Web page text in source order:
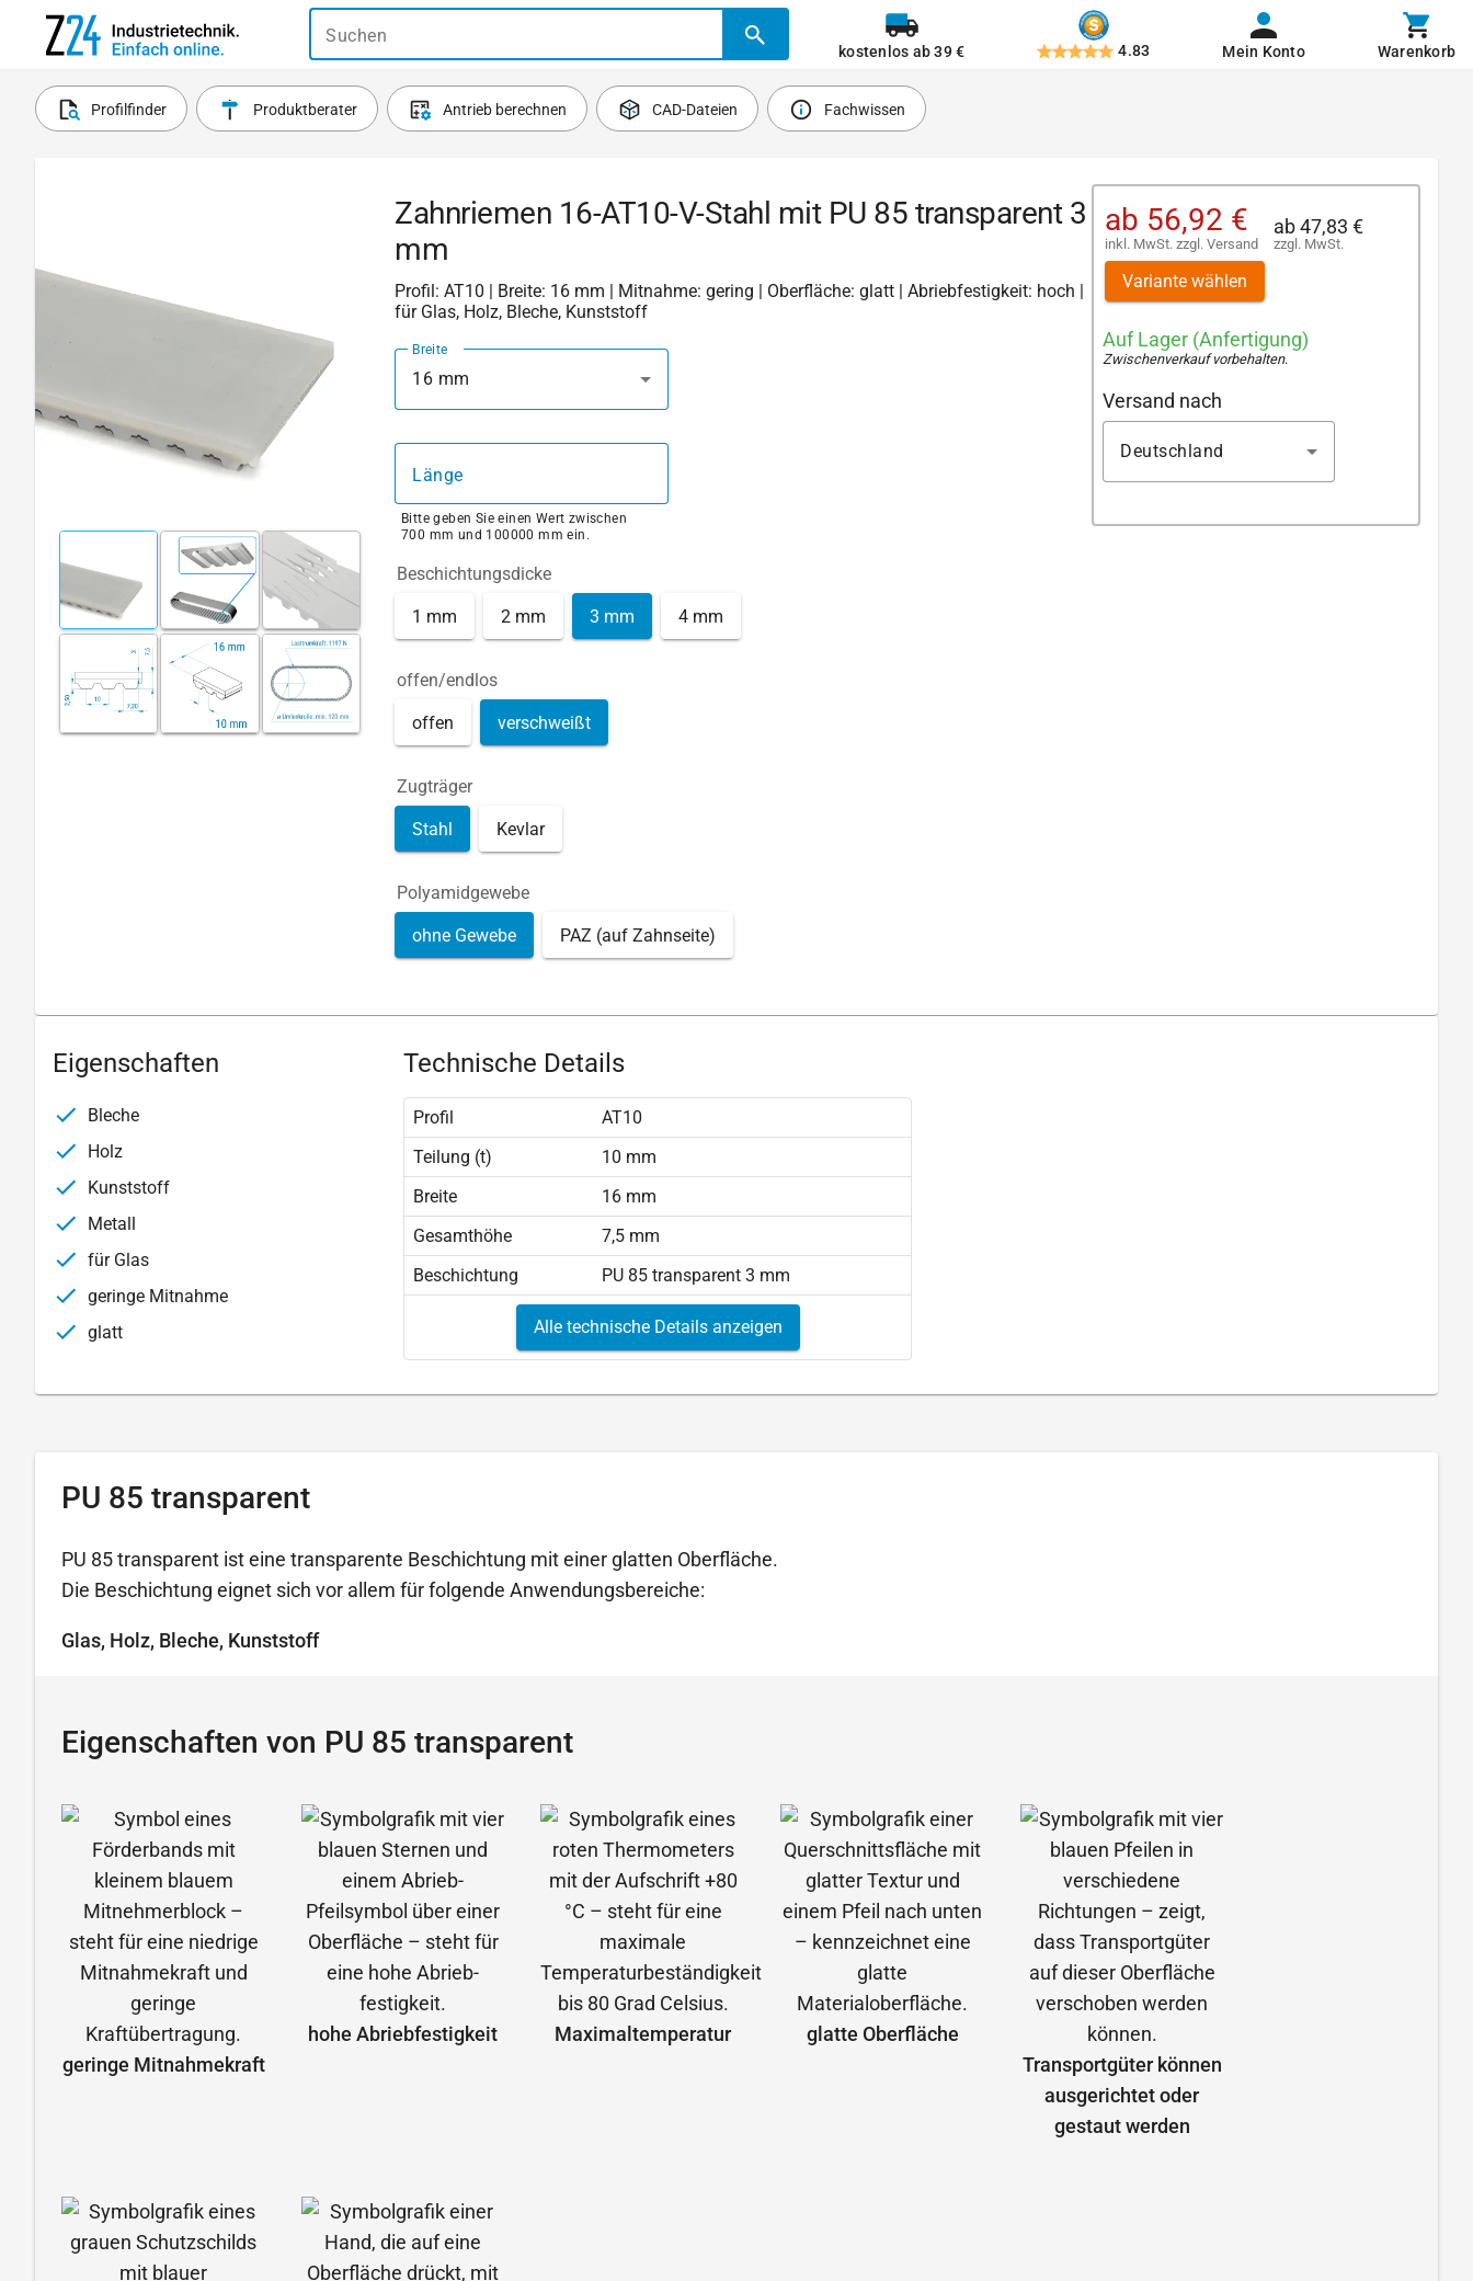
Suchen
kostenlos ab 39 € 4.83 Mein Konto Warenkorb
Profilfinder Produktberater Antrieb berechnen CAD-Dateien Fachwissen
Zahnriemen 16-AT10-V-Stahl mit PU 85 transparent 3
mm
Profil: AT10 | Breite: 16 mm | Mitnahme: gering | Oberfläche: glatt | Abriebfestigkeit: hoch |
für Glas, Holz, Bleche, Kunststoff
Breite
16 mm
Länge
Bitte geben Sie einen Wert zwischen
700 mm und 100000 mm ein.
Beschichtungsdicke
1 mm 2 mm 3 mm 4 mm
offen/endlos
offen verschweißt
Zugträger
Stahl Kevlar
Polyamidgewebe
ohne Gewebe PAZ (auf Zahnseite)
ab 56,92 €
inkl. MwSt. zzgl. Versand
ab47,83 €
zzgl. MwSt.
Variante wählen
Auf Lager (Anfertigung)
Zwischenverkauf vorbehalten.
Versand nach
Deutschland
Eigenschaften
Bleche
Holz
Kunststoff
Metall
für Glas
geringe Mitnahme
glatt
Technische Details
Profil
AT10
Teilung (t)
10 mm
Breite
16 mm
Gesamthöhe
7,5 mm
Beschichtung
PU 85 transparent 3 mm
Alle technische Details anzeigen
PU 85 transparent
PU 85 transparent ist eine transparente Beschichtung mit einer glatten Oberfläche.
Die Beschichtung eignet sich vor allem für folgende Anwendungsbereiche:
Glas, Holz, Bleche, Kunststoff
Eigenschaften von PU 85 transparent
geringe Mitnahmekraft
hohe Abrieb­festigkeit Maximal­temperatur
glatte Oberfläche
Transportgüter können
ausgerichtet oder
gestaut werden